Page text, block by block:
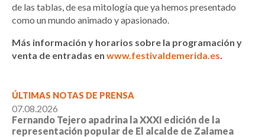
de las tablas, de esa mitología que ya hemos presentado
como un mundo animado y apasionado.
Más información y horarios sobre la programación y
venta de entradas en www.festivaldemerida.es.
ÚLTIMAS NOTAS DE PRENSA
07.08.2026
Fernando Tejero apadrina la XXXI edición de la
representación popular de El alcalde de Zalamea